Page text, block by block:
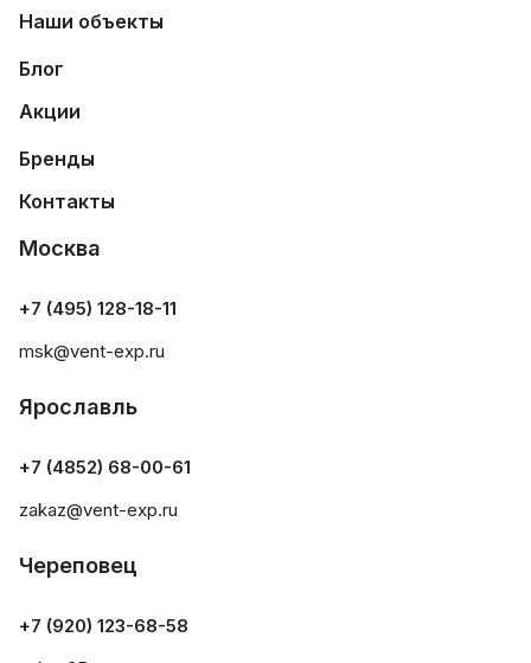
Наши объекты
Блог
Акции
Бренды
Контакты
Москва
+7 (495) 128-18-11
msk@vent-exp.ru
Ярославль
+7 (4852) 68-00-61
zakaz@vent-exp.ru
Череповец
+7 (920) 123-68-58